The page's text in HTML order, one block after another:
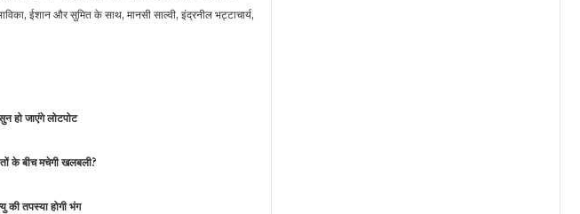
ईशान और सुमित के साथ, मानसी साल्वी, इंद्रनील भट्टाचार्य,
जाएंगे लोटपोट
के बीच मचेगी खलबली?
तपस्या होगी भंग